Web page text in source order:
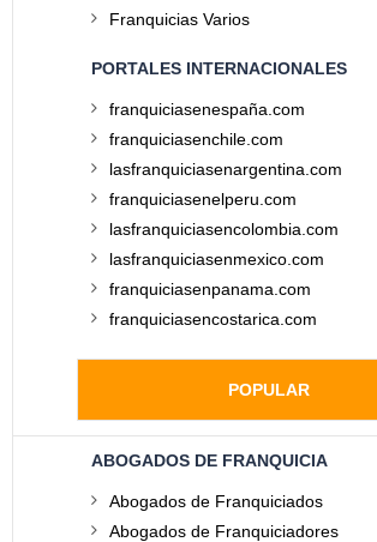
Franquicias Varios
PORTALES INTERNACIONALES
franquiciasenespaña.com
franquiciasenchile.com
lasfranquiciasenargentina.com
franquiciasenelperu.com
lasfranquiciasencolombia.com
lasfranquiciasenmexico.com
franquiciasenpanama.com
franquiciasencostarica.com
POPULAR
ABOGADOS DE FRANQUICIA
Abogados de Franquiciados
Abogados de Franquiciadores